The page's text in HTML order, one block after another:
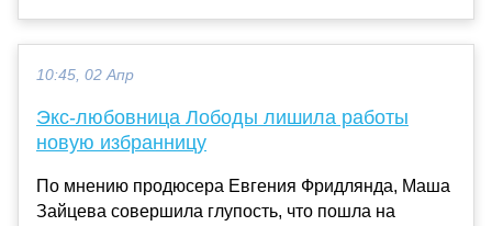
10:45, 02 Апр
Экс-любовница Лободы лишила работы
новую избранницу
По мнению продюсера Евгения Фридлянда, Маша
Зайцева совершила глупость, что пошла на